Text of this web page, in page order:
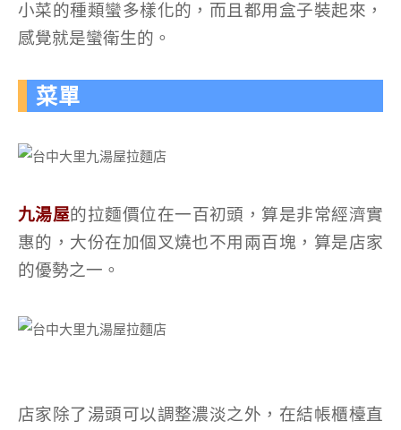
小菜的種類蠻多樣化的，而且都用盒子裝起來，
感覺就是蠻衛生的。
菜單
九湯屋的拉麵價位在一百初頭，算是非常經濟實
惠的，大份在加個叉燒也不用兩百塊，算是店家
的優勢之一。
店家除了湯頭可以調整濃淡之外，在結帳櫃檯直